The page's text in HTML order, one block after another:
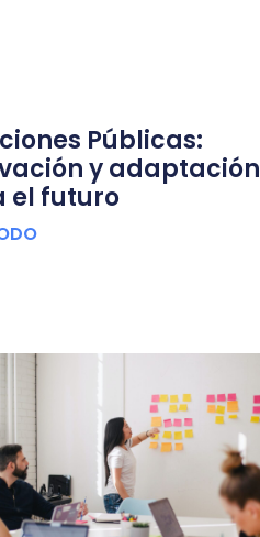
Públicas:
y adaptación
el futuro